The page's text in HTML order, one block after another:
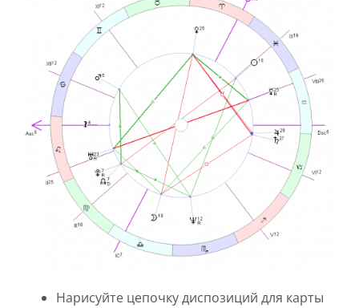
Нарисуйте цепочку диспозиций для карты